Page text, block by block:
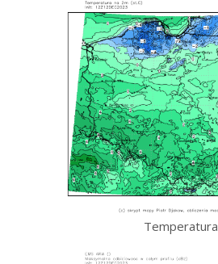
Temperatura